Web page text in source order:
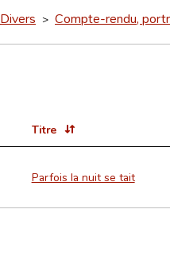
Divers > Compte-rendu,
Titre
Parfois la nuit se tait